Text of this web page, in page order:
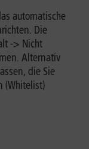
automatische
Die
-> Nicht
Alternativ
die Sie
(Whitelist)